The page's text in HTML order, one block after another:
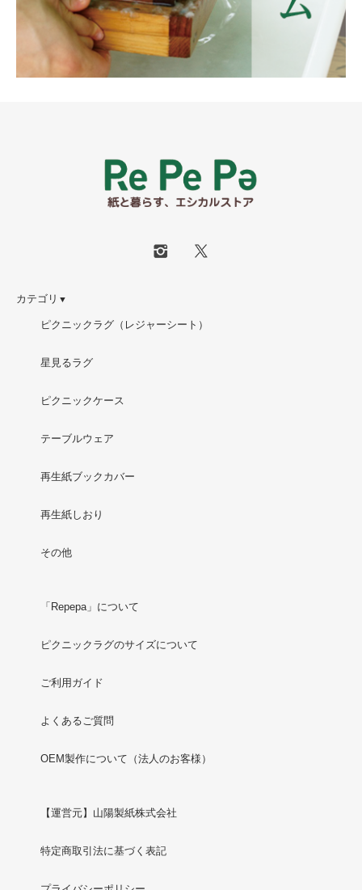
カテゴリ ▼
ピクニックラグ（レジャーシート）
星見るラグ
ピクニックケース
テーブルウェア
再生紙ブックカバー
再生紙しおり
その他
「Repepa」について
ピクニックラグのサイズについて
ご利用ガイド
よくあるご質問
OEM製作について（法人のお客様）
【運営元】山陽製紙株式会社
特定商取引法に基づく表記